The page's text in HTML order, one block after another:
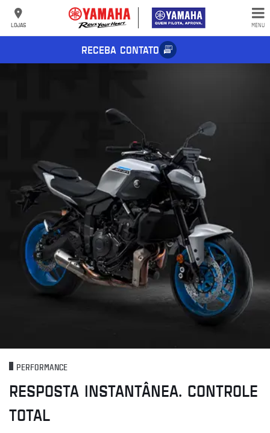
LOJAS MENU
RECEBA CONTATO
PERFORMANCE
RESPOSTA INSTANTÂNEA. CONTROLE
TOTAL